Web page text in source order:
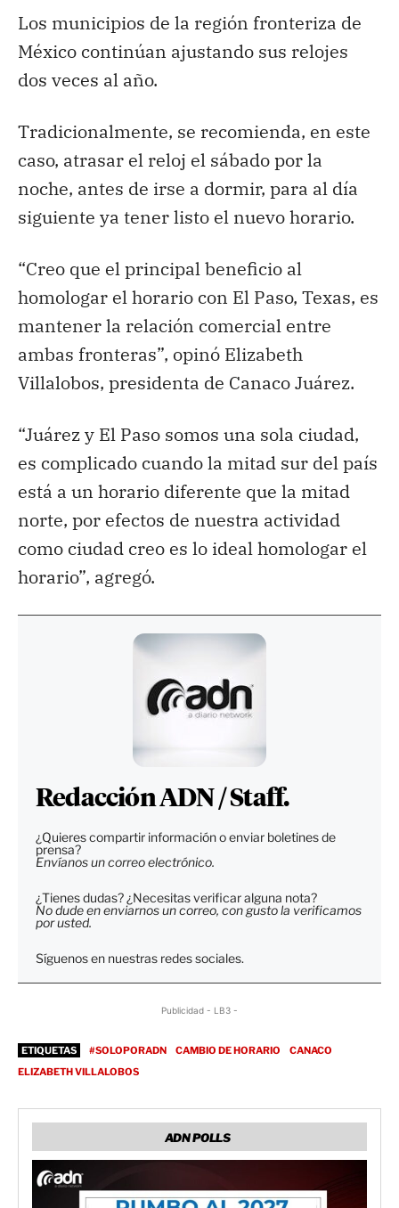
Los municipios de la región fronteriza de
México continúan ajustando sus relojes
dos veces al año.
Tradicionalmente, se recomienda, en este
caso, atrasar el reloj el sábado por la
noche, antes de irse a dormir, para al día
siguiente ya tener listo el nuevo horario.
“Creo que el principal beneficio al
homologar el horario con El Paso, Texas, es
mantener la relación comercial entre
ambas fronteras”, opinó Elizabeth
Villalobos, presidenta de Canaco Juárez.
“Juárez y El Paso somos una sola ciudad,
es complicado cuando la mitad sur del país
está a un horario diferente que la mitad
norte, por efectos de nuestra actividad
como ciudad creo es lo ideal homologar el
horario”, agregó.
Redacción ADN / Staff.
¿Quieres compartir información o enviar boletines de
prensa?
Envíanos un correo electrónico.
¿Tienes dudas? ¿Necesitas verificar alguna nota?
No dude en enviarnos un correo, con gusto la verificamos
por usted.
Síguenos en nuestras redes sociales.
Publicidad - LB3 -
ETIQUETAS #SOLOPORADN CAMBIO DE HORARIO
CANACO
ELIZABETH VILLALOBOS
ADN POLLS